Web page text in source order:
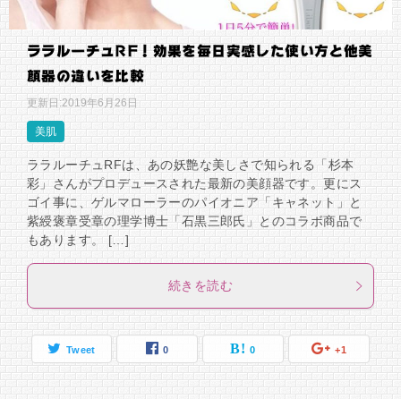
ララルーチュRF！効果を毎日実感した使い方と他美
顔器の違いを比較
更新日:2019年6月26日
美肌
ララルーチュRFは、あの妖艶な美しさで知られる「杉本
彩」さんがプロデュースされた最新の美顔器です。更にス
ゴイ事に、ゲルマローラーのパイオニア「キャネット」と
紫綬褒章受章の理学博士「石黒三郎氏」とのコラボ商品で
もあります。 […]
続きを読む
Tweet 0 0 +1